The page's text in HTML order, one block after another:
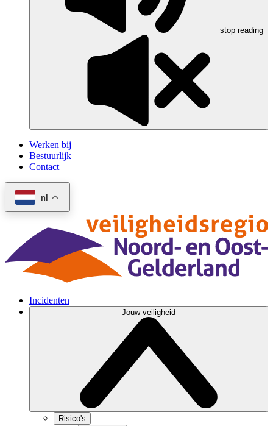
stop reading
Werken bij
Bestuurlijk
Contact
nl
Incidenten
Jouw veiligheid
Risico's